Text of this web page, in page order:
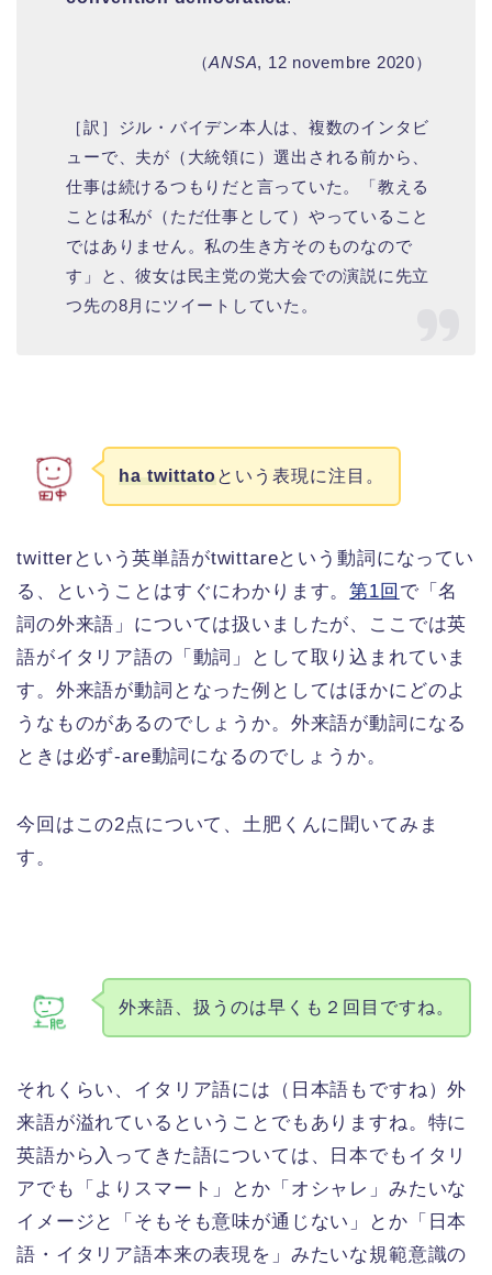
（ANSA, 12 novembre 2020）
［訳］ジル・バイデン本人は、複数のインタビ
ューで、夫が（大統領に）選出される前から、
仕事は続けるつもりだと言っていた。「教える
ことは私が（ただ仕事として）やっていること
ではありません。私の生き方そのものなので
す」と、彼女は民主党の党大会での演説に先立
つ先の8月にツイートしていた。
ha twittatoという表現に注目。
twitterという英単語がtwittareという動詞になってい
る、ということはすぐにわかります。第1回 で「名
詞の外来語」については扱いましたが、ここでは英
語がイタリア語の「動詞」として取り込まれていま
す。外来語が動詞となった例としてはほかにどのよ
うなものがあるのでしょうか。外来語が動詞になる
ときは必ず-are動詞になるのでしょうか。
今回はこの2点について、土肥くんに聞いてみま
す。
外来語、扱うのは早くも２回目ですね。
それくらい、イタリア語には（日本語もですね）外
来語が溢れているということでもありますね。特に
英語から入ってきた語については、日本でもイタリ
アでも「よりスマート」とか「オシャレ」みたいな
イメージと「そもそも意味が通じない」とか「日本
語・イタリア語本来の表現を」みたいな規範意識の